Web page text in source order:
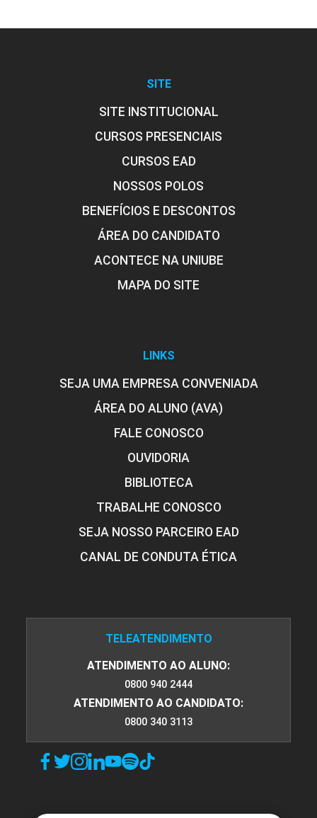
SITE
SITE INSTITUCIONAL
CURSOS PRESENCIAIS
CURSOS EAD
NOSSOS POLOS
BENEFÍCIOS E DESCONTOS
ÁREA DO CANDIDATO
ACONTECE NA UNIUBE
MAPA DO SITE
LINKS
SEJA UMA EMPRESA CONVENIADA
ÁREA DO ALUNO (AVA)
FALE CONOSCO
OUVIDORIA
BIBLIOTECA
TRABALHE CONOSCO
SEJA NOSSO PARCEIRO EAD
CANAL DE CONDUTA ÉTICA
TELEATENDIMENTO
ATENDIMENTO AO ALUNO:
0800 940 2444
ATENDIMENTO AO CANDIDATO:
0800 340 3113